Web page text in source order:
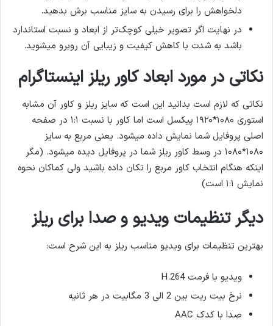
دلخواهش را برای رسیدن به سایز مناسب برش بدهید.
در نهایت اگر تصویر خیلی کوچک‌تر از ابعاد و نسبت استاندارد
باشد به شدت با کاهش کیفیت و زیبایی آن روبرو میشوید.
نکاتی در مورد ابعاد کاور ریلز اینستاگرام
نکاتی که لازم است بدانید این است که سایز ریلز و کاور آن مشابه
استوری ۱۰۸۰*۱۹۲۰ پیکسل است اما کاور با نسبت ۱:۱ در صفحه
اصلی پروفایل شما نمایش داده میشود. یعنی مربع به سایز
۱۰۸۰*۱۰۸۰ در وسط کاور ریلز شما در پروفایل دیده میشود. (مگر
اینکه هنگام انتخاب کاور مربع را تکان داده باشید ولی کماکان نحوه
نمایش ۱:۱ است)
دیگر تنظیمات ویدیو و صدا برای ریلز
بهترین تنظیمات برای ویدیو مناسب ریلز به این شرح است:
ویدیو با فرمت H.264
نرخ بیت ریت بین 2 الی 3 مگابیت در هر ثانیه
صدا با کدک AAC